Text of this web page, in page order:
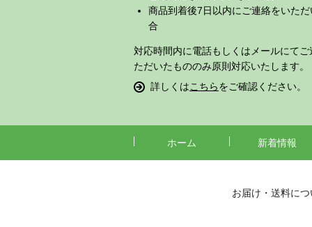
商品到着後7日以内にご連絡をいた
合
対応時間内に電話もしくはメールにてご
ただいたもののみ原則対応いたします。
詳しくはこちらをご確認ください。
ホーム 新着情報
お届け・送料につ